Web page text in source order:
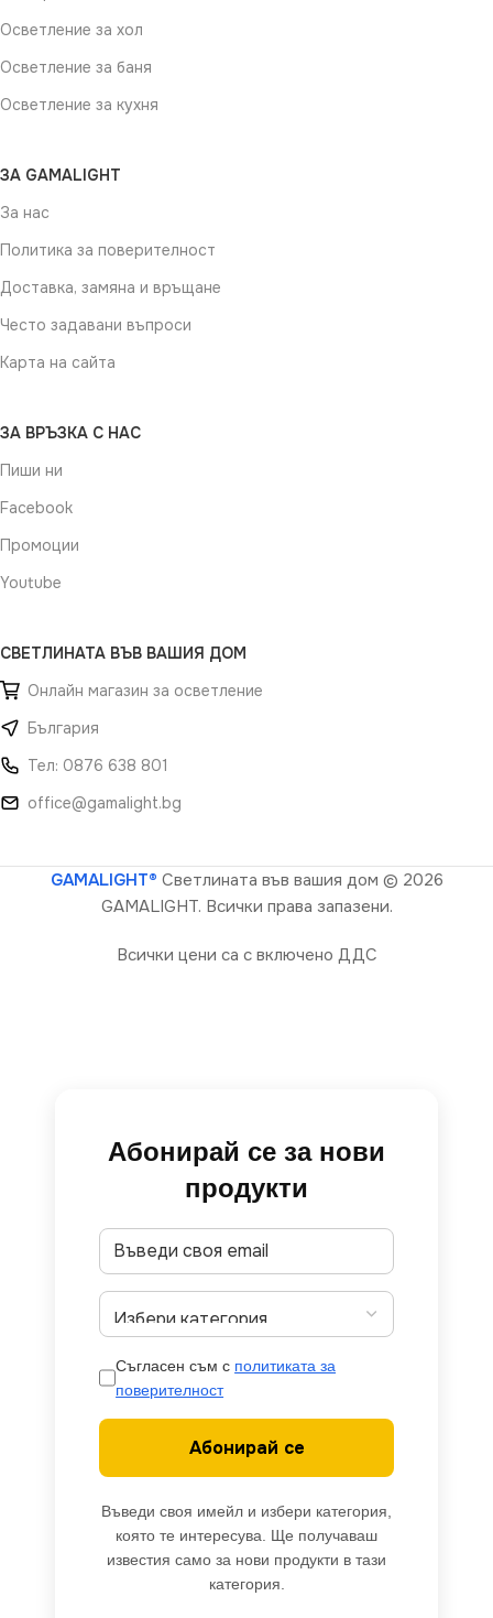
Осветление за хол
Осветление за баня
Осветление за кухня
ЗА GAMALIGHT
За нас
Политика за поверителност
Доставка, замяна и връщане
Често задавани въпроси
Карта на сайта
ЗА ВРЪЗКА С НАС
Пиши ни
Facebook
Промоции
Youtube
СВЕТЛИНАТА ВЪВ ВАШИЯ ДОМ
Онлайн магазин за осветление
България
Тел: 0876 638 801
office@gamalight.bg
GAMALIGHT® Светлината във вашия дом © 2026
GAMALIGHT. Всички права запазени.
Всички цени са с включено ДДС
Абонирай се за нови
продукти
Съгласен съм с политиката за
поверителност
Абонирай се
Въведи своя имейл и избери категория,
която те интересува. Ще получаваш
известия само за нови продукти в тази
категория.